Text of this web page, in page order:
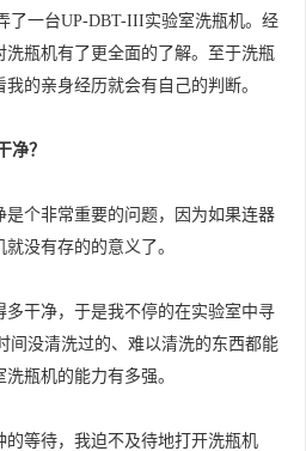
了一台UP-DBT-III实验室洗瓶机。经
瓶机有了更全面的了解。至于洗瓶
的亲身经历就会有自己的判断。
净？
是个非常重要的问题，因为如果连器
没有存的的意义了。
多干净，于是我不停的在实验室中寻
间没清洗过的、难以清洗的东西都能
瓶机的能力有多强。
的等待，我迫不及待地打开洗瓶机